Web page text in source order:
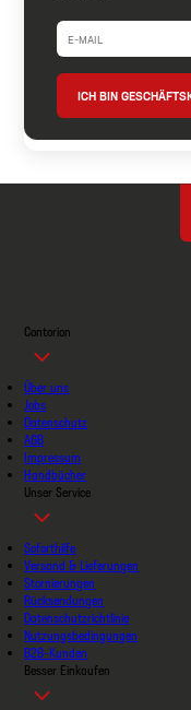
ICH BIN
Contorion
Über uns
Jobs
Datenschutz
AGB
Impressum
Handbücher
Unser Service
Soforthilfe
Versand & Lieferungen
Stornierungen
Rücksendungen
Datenschutzrichtlinie
Nutzungsbedingungen
B2B-Kunden
Besser Einkaufen